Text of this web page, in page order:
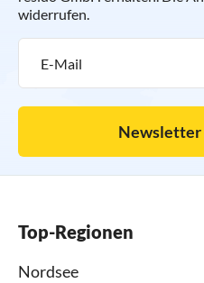
widerrufen.
Newsletter
Top-Regionen
Nordsee